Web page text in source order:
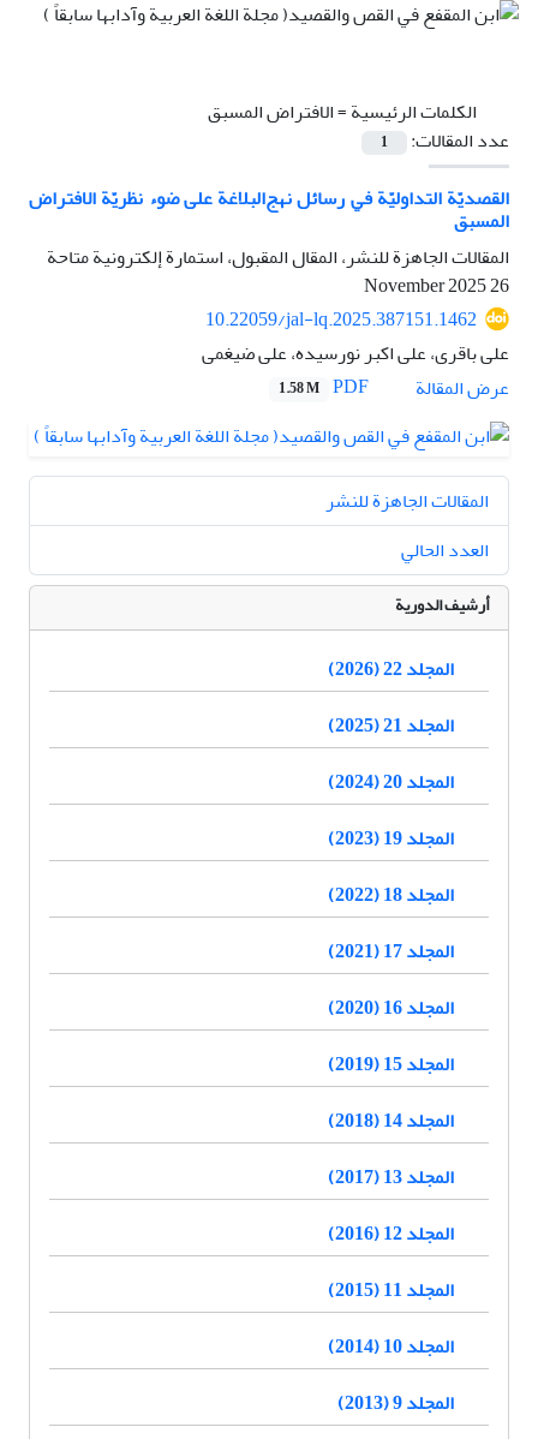
الكلمات الرئيسية =الافتراض المسبق
عدد المقالات:
1
القصديّة التداوليّة في رسائل نهج‌البلاغة على ضوء نظريّة الافتراض
المسبق
المقالات الجاهزة للنشر، المقال المقبول، استمارة إلكترونية متاحة
26 November 2025
10.22059/jal-lq.2025.387151.1462
علی باقری، علی اکبر نورسیده، علی ضیغمی
عرض المقالة
1.58 M
المقالات الجاهزة للنشر
العدد الحالي
أرشيف الدورية
المجلد 22 (2026)
المجلد 21 (2025)
المجلد 20 (2024)
المجلد 19 (2023)
المجلد 18 (2022)
المجلد 17 (2021)
المجلد 16 (2020)
المجلد 15 (2019)
المجلد 14 (2018)
المجلد 13 (2017)
المجلد 12 (2016)
المجلد 11 (2015)
المجلد 10 (2014)
المجلد 9 (2013)